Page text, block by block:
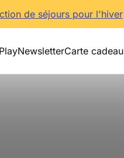
de séjours pour l'hiver
PlayNewsletterCarte cadeau